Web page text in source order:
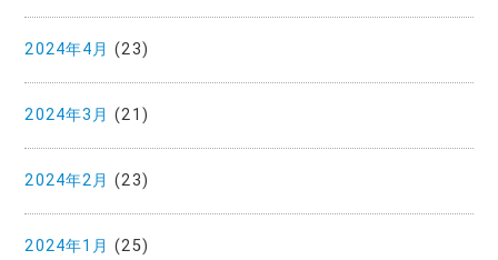
2024年4月 (23)
2024年3月 (21)
2024年2月 (23)
2024年1月 (25)